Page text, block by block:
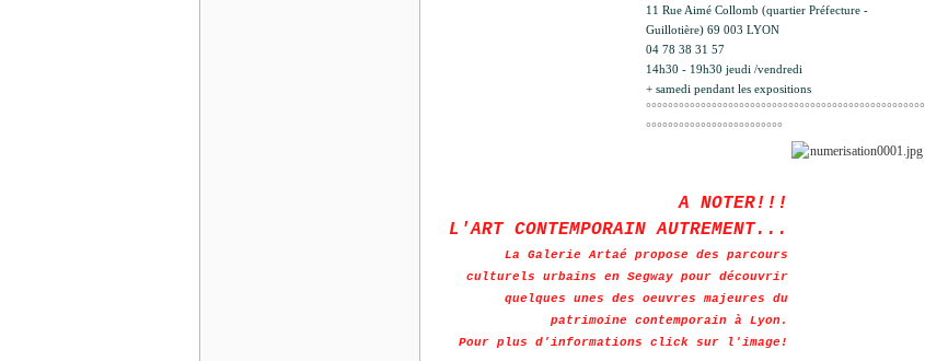
11 Rue Aimé Collomb (quartier Préfecture -
Guillotière) 69 003 LYON
04 78 38 31 57
14h30 - 19h30 jeudi /vendredi
+ samedi pendant les expositions
°°°°°°°°°°°°°°°°°°°°°°°°°°°°°°°°°°°°°°°°°°°°°°°°°°°
°°°°°°°°°°°°°°°°°°°°°°°°°
A NOTER!!!
L'ART CONTEMPORAIN AUTREMENT...
La Galerie Artaé propose des parcours
culturels urbains en Segway pour découvrir
quelques unes des oeuvres majeures du
patrimoine contemporain à Lyon.
Pour plus d'informations click sur l'image!